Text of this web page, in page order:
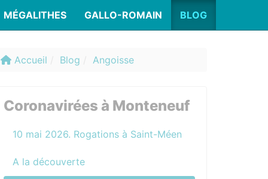
MÉGALITHES GALLO-ROMAIN BLOG
Accueil Blog Angoisse
Coronavirées à Monteneuf
10 mai 2026. Rogations à Saint-Méen
A la découverte